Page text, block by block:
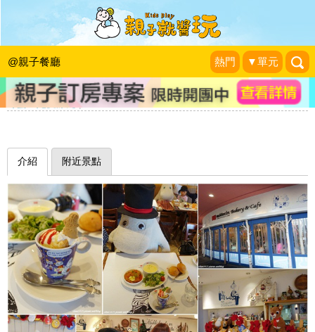
@親子餐廳 熱門 ▼單元
萌翻天嚕嚕米坐檯陪你喝咖啡～日本
moomin Bakery & Cafe 嚕嚕米咖啡店
(博多運河城店)
野蠻王妃愛漂亮 |2015-12-01
介紹 附近景點